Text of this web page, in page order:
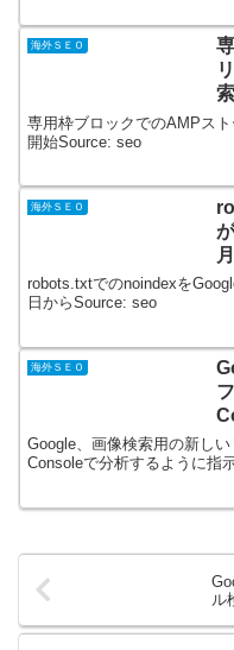
海外ＳＥＯ
専用枠ブロックでのAMPス
開始Source: seo
海外ＳＥＯ
robots.txtでのnoindexを
日からSource: seo
海外ＳＥＯ
Google、画像検索用の新し
Consoleで分析するように指
ル